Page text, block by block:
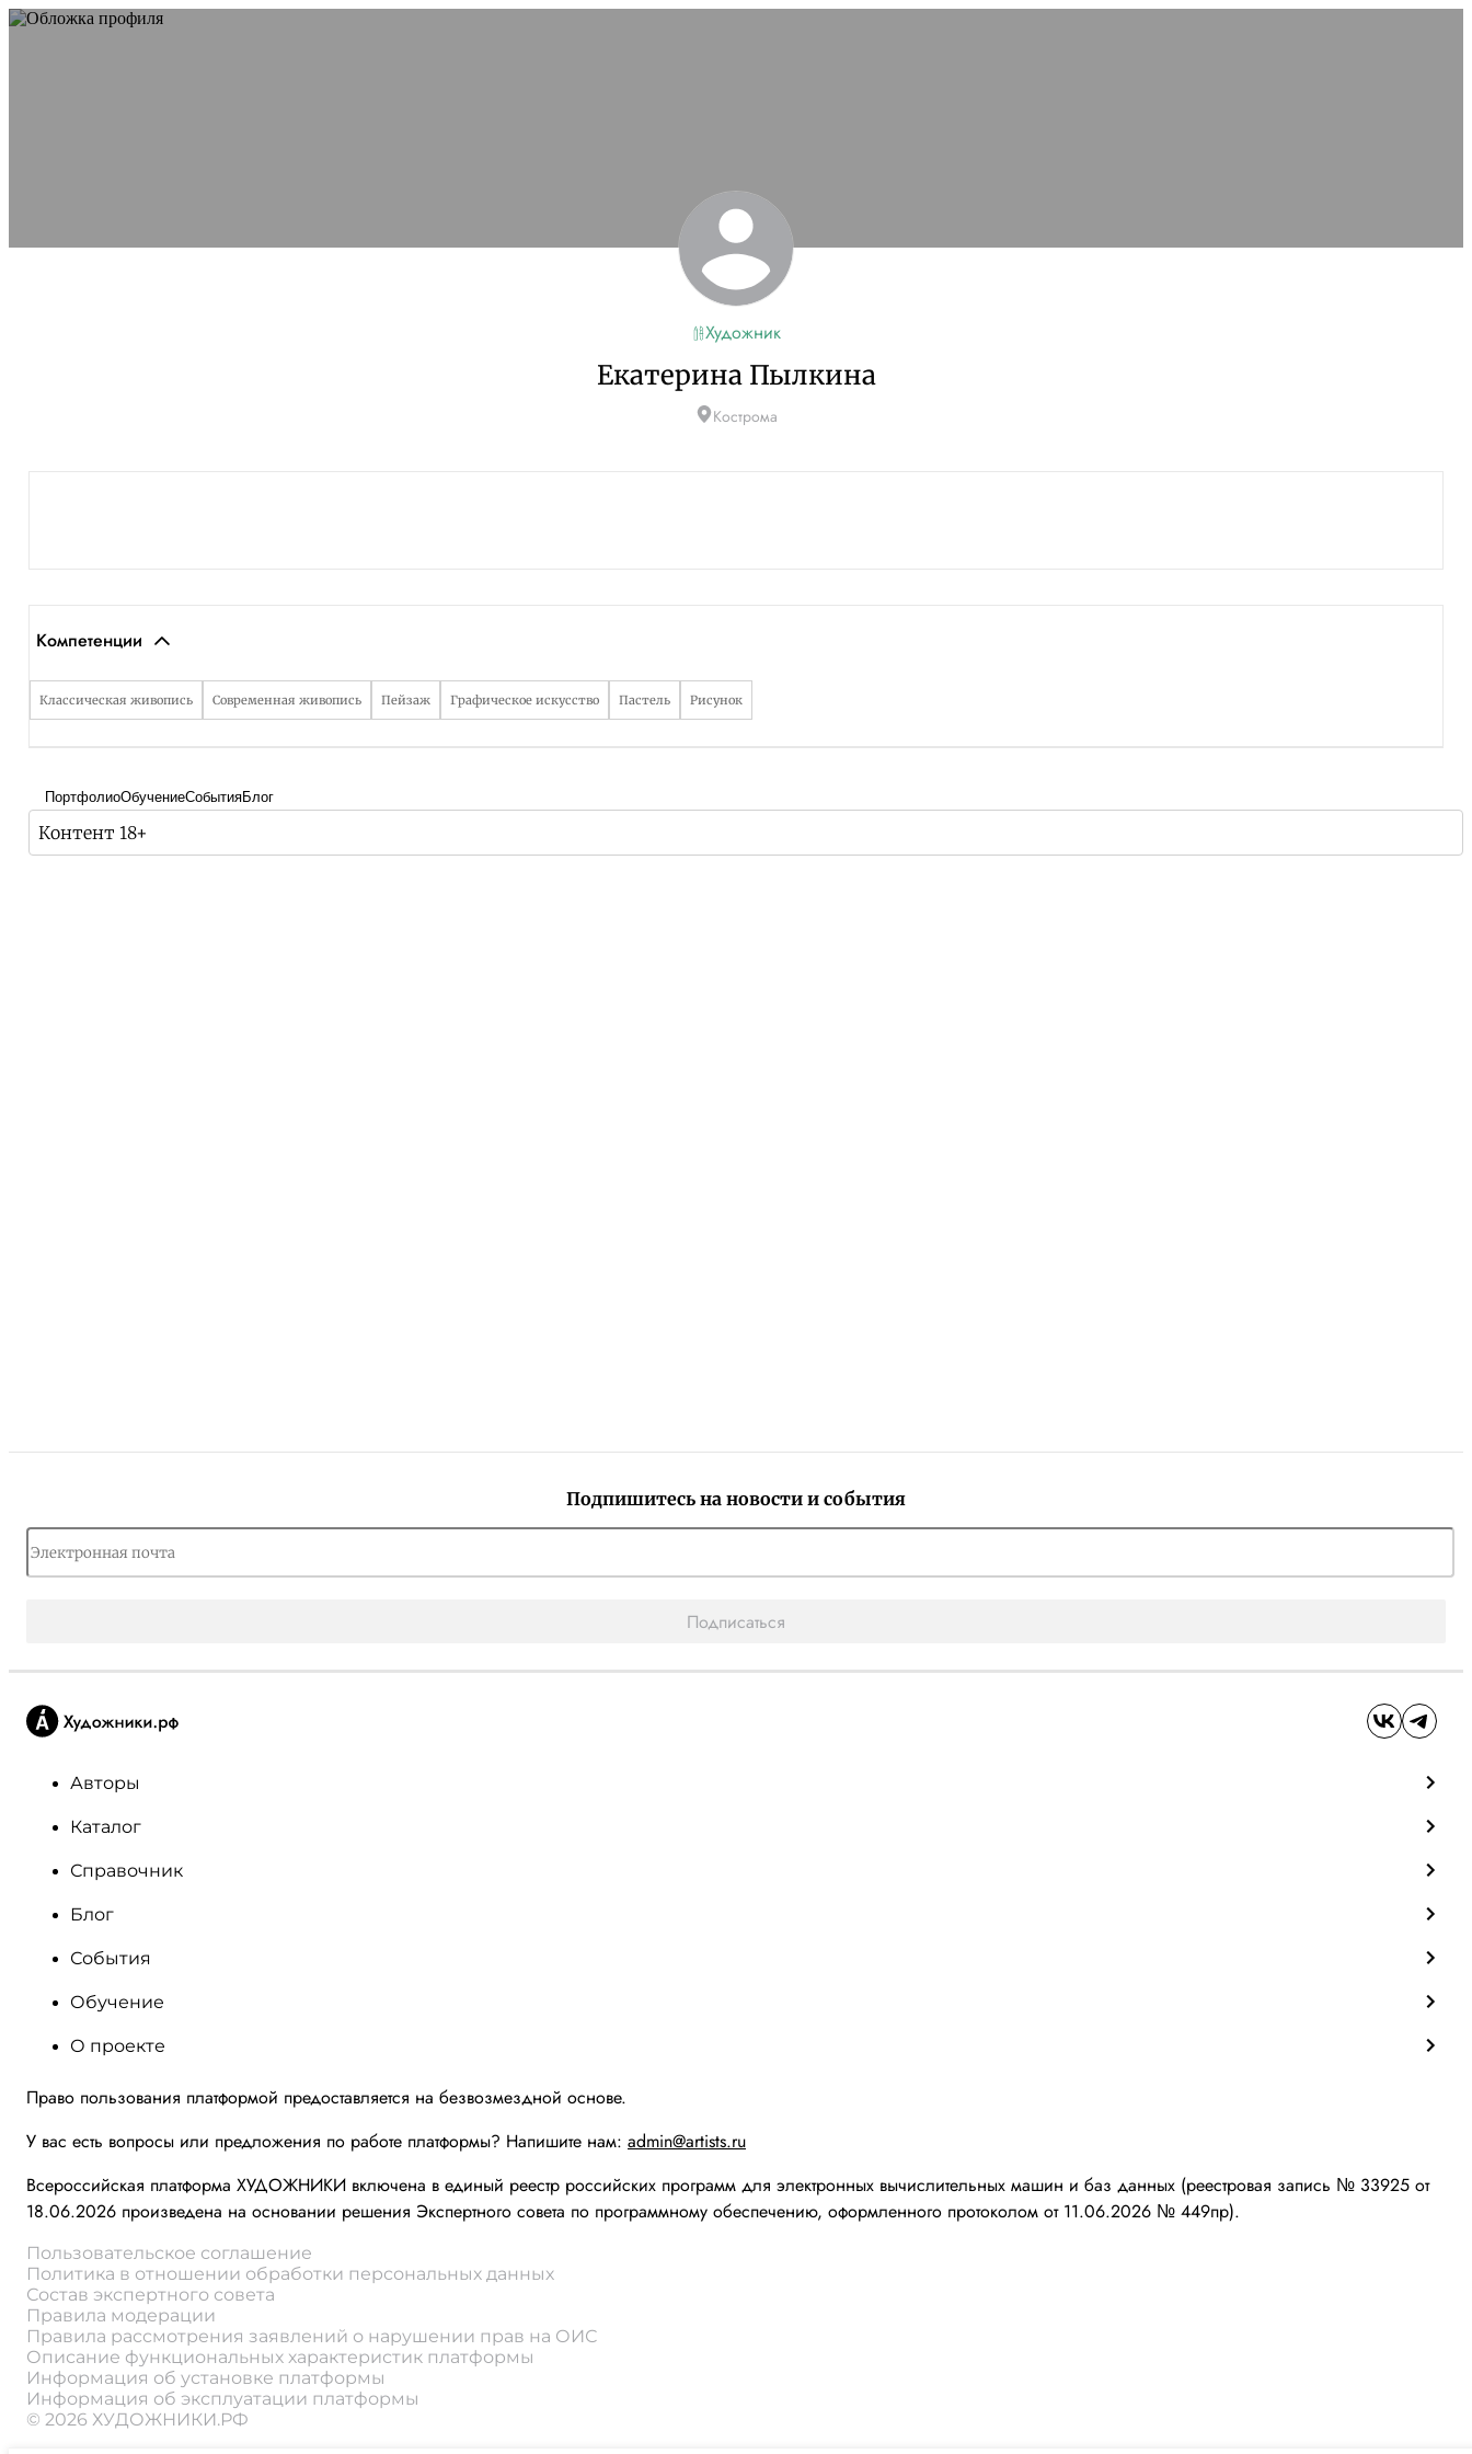
Художник
Екатерина Пылкина
Кострома
Компетенции
Классическая живопись Современная живопись Пейзаж Графическое искусство Пастель Рисунок
ПортфолиоОбучениеСобытияБлог
Контент 18+
Подпишитесь на новости и события
Подписаться
Авторы
Каталог
Справочник
Блог
События
Обучение
О проекте
Право пользования платформой предоставляется на безвозмездной основе.
У вас есть вопросы или предложения по работе платформы? Напишите нам: admin@artists.ru
Всероссийская платформа ХУДОЖНИКИ включена в единый реестр российских программ для электронных вычислительных машин и баз данных (реестровая запись № 33925 от
18.06.2026 произведена на основании решения Экспертного совета по программному обеспечению, оформленного протоколом от 11.06.2026 № 449пр).
Пользовательское соглашение
Политика в отношении обработки персональных данных
Состав экспертного совета
Правила модерации
Правила рассмотрения заявлений о нарушении прав на ОИС
Описание функциональных характеристик платформы
Информация об установке платформы
Информация об эксплуатации платформы
© 2026 ХУДОЖНИКИ.РФ